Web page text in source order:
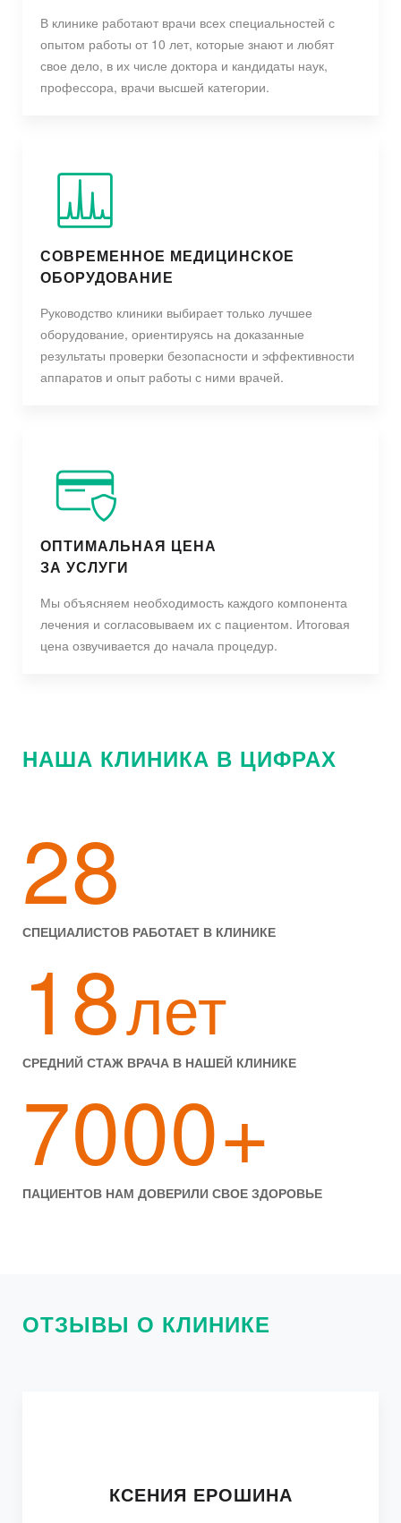
В клинике работают врачи всех специальностей с
опытом работы от 10 лет, которые знают и любят
свое дело, в их числе доктора и кандидаты наук,
профессора, врачи высшей категории.
СОВРЕМЕННОЕ МЕДИЦИНСКОЕ
ОБОРУДОВАНИЕ
Руководство клиники выбирает только лучшее
оборудование, ориентируясь на доказанные
результаты проверки безопасности и эффективности
аппаратов и опыт работы с ними врачей.
ОПТИМАЛЬНАЯ ЦЕНА
ЗА УСЛУГИ
Мы объясняем необходимость каждого компонента
лечения и согласовываем их с пациентом. Итоговая
цена озвучивается до начала процедур.
НАША КЛИНИКА В ЦИФРАХ
28
СПЕЦИАЛИСТОВ РАБОТАЕТ В КЛИНИКЕ
18лет
СРЕДНИЙ СТАЖ ВРАЧА В НАШЕЙ КЛИНИКЕ
7000+
ПАЦИЕНТОВ НАМ ДОВЕРИЛИ СВОЕ ЗДОРОВЬЕ
ОТЗЫВЫ О КЛИНИКЕ
КСЕНИЯ ЕРОШИНА
ИРИНА ВОЛКОВА
ОЛЬГА АЛЕКСЕЕВА
СВЕТЛАНА ДАВЫДОВА
КИРА БАБАЕВА